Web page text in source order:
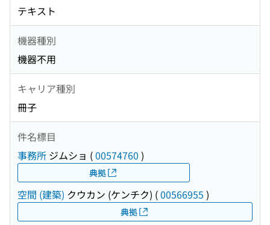
テキスト
機器種別
機器不用
キャリア種別
冊子
件名標目
事務所 ジムショ (00574760 )
典拠
空間 (建築) クウカン (ケンチク) (00566955 )
典拠